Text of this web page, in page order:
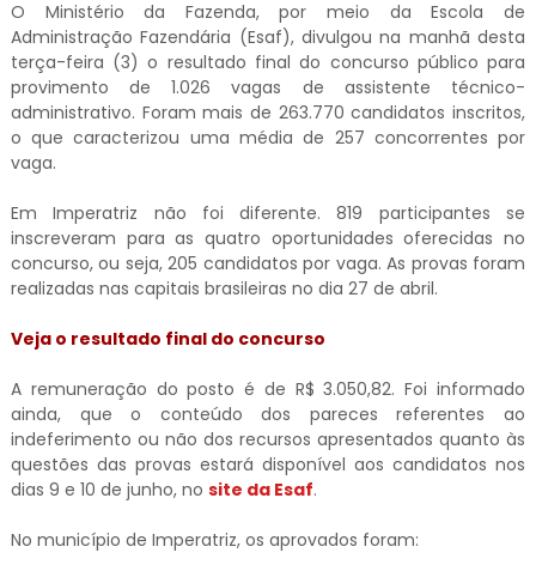
O Ministério da Fazenda, por meio da Escola de
Administração Fazendária (Esaf), divulgou na manhã desta
terça-feira (3) o resultado final do concurso público para
provimento de 1.026 vagas de assistente técnico-
administrativo. Foram mais de 263.770 candidatos inscritos,
o que caracterizou uma média de 257 concorrentes por
vaga.
Em Imperatriz não foi diferente. 819 participantes se
inscreveram para as quatro oportunidades oferecidas no
concurso, ou seja, 205 candidatos por vaga. As provas foram
realizadas nas capitais brasileiras no dia 27 de abril.
Veja o resultado final do concurso
A remuneração do posto é de R$ 3.050,82. Foi informado
ainda, que o conteúdo dos pareces referentes ao
indeferimento ou não dos recursos apresentados quanto às
questões das provas estará disponível aos candidatos nos
dias 9 e 10 de junho, no site da Esaf.
No município de Imperatriz, os aprovados foram: